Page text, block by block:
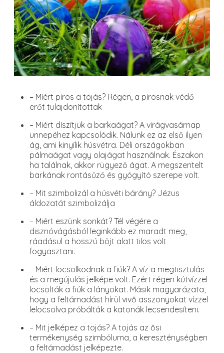
– Miért piros a tojás? Régen, a pirosnak védő
erőt tulajdonítottak
– Miért díszítjük a barkaágat? A virágvasárnap
ünnepéhez kapcsolódik. Nálunk ez az első ilyen
ág, ami kinyílik húsvétra. Déli országokban
pálmaágat vagy olajágat használnak. Északon
ha találnak, akkor rügyező ágat. A megszentelt
barkának rontásűző és gyógyító szerepe volt.
– Mit szimbolizál a húsvéti bárány? Jézus
áldozatát szimbolizálja
– Miért eszünk sonkát? Tél végére a
disznóvágásból leginkább ez maradt meg,
ráadásul a hosszú böjt alatt tilos volt
fogyasztani.
– Miért locsolkodnak a fiúk? A víz a megtisztulás
és a megújulás jelképe volt. Ezért régen kútvízzel
locsolták a fiúk a lányokat. Másik magyarázata,
hogy a feltámadást hírül vivő asszonyokat vízzel
lelocsolva próbálták a katonák lecsendesíteni.
– Mit jelképez a tojás? A tojás az ősi
termékenység szimbóluma, a kereszténységben
a feltámadást jelképezte.